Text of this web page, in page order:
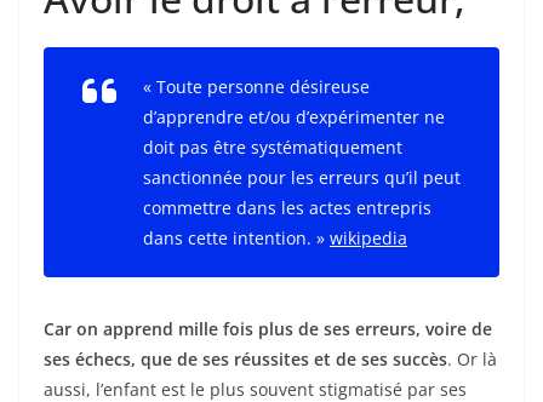
« Toute personne désireuse
d’apprendre et/ou d’expérimenter ne
doit pas être systématiquement
sanctionnée pour les erreurs qu’il peut
commettre dans les actes entrepris
dans cette intention. » wikipedia
Car on apprend mille fois plus de ses erreurs, voire de
ses échecs, que de ses réussites et de ses succès. Or là
aussi, l’enfant est le plus souvent stigmatisé par ses